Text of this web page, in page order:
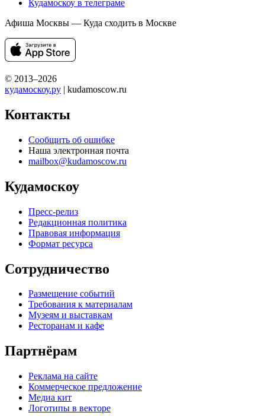
Кудамоскоу в телеграме
Афиша Москвы — Куда сходить в Москве
© 2013–2026
кудамоскоу.ру | kudamoscow.ru
Контакты
Сообщить об ошибке
Наша электронная почта
mailbox@kudamoscow.ru
Кудамоскоу
Пресс-релиз
Редакционная политика
Правовая информация
Формат ресурса
Сотрудничество
Размещение событий
Требования к материалам
Музеям и выставкам
Ресторанам и кафе
Партнёрам
Реклама на сайте
Коммерческое предложение
Медиа кит
Логотипы в векторе